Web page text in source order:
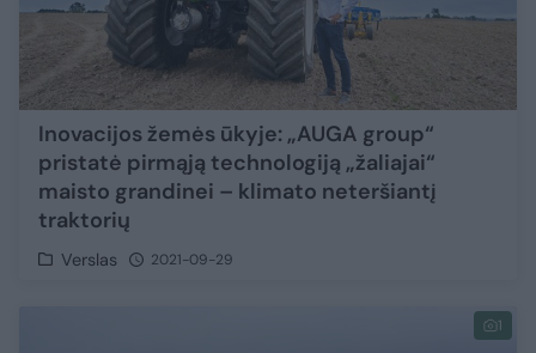
Inovacijos žemės ūkyje: „AUGA group“
pristatė pirmąją technologiją „žaliajai“
maisto grandinei – klimato neteršiantį
traktorių
Verslas 2021-09-29
1